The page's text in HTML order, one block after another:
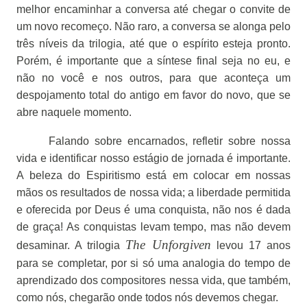
melhor encaminhar a conversa até chegar o convite de
um novo recomeço. Não raro, a conversa se alonga pelo
três níveis da trilogia, até que o espírito esteja pronto.
Porém, é importante que a síntese final seja no eu, e
não no você e nos outros, para que aconteça um
despojamento total do antigo em favor do novo, que se
abre naquele momento.
Falando sobre encarnados, refletir sobre nossa
vida e identificar nosso estágio de jornada é importante.
A beleza do Espiritismo está em colocar em nossas
mãos os resultados de nossa vida; a liberdade permitida
e oferecida por Deus é uma conquista, não nos é dada
de graça! As conquistas levam tempo, mas não devem
desaminar. A trilogia The Unforgiven levou 17 anos
para se completar, por si só uma analogia do tempo de
aprendizado dos compositores nessa vida, que também,
como nós, chegarão onde todos nós devemos chegar.